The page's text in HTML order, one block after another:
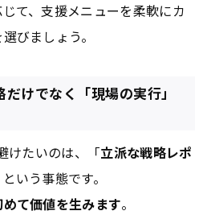
て、支援メニューを柔軟にカ
びましょう。
けでなく「現場の実行」
けたいのは、「立派な戦略レポ
いう事態です。
て価値を生みます。